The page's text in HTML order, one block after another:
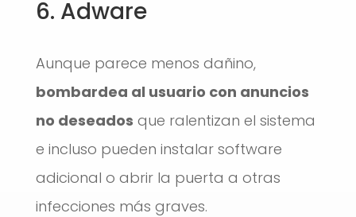
6. Adware
Aunque parece menos dañino,
bombardea al usuario con anuncios
no deseados que ralentizan el sistema
e incluso pueden instalar software
adicional o abrir la puerta a otras
infecciones más graves.